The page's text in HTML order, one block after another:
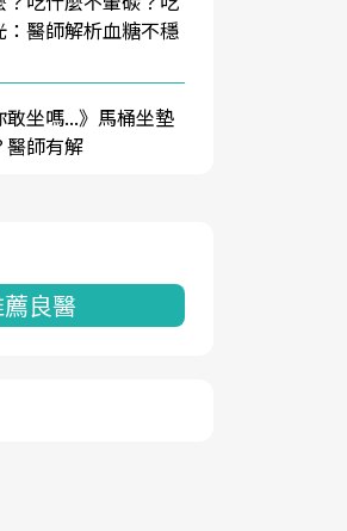
醫師解析血糖不穩
坐嗎...》馬桶坐墊
醫師有解
良醫